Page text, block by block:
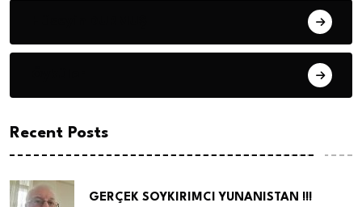
Recent Posts
GERÇEK SOYKIRIMCI YUNANISTAN !!!